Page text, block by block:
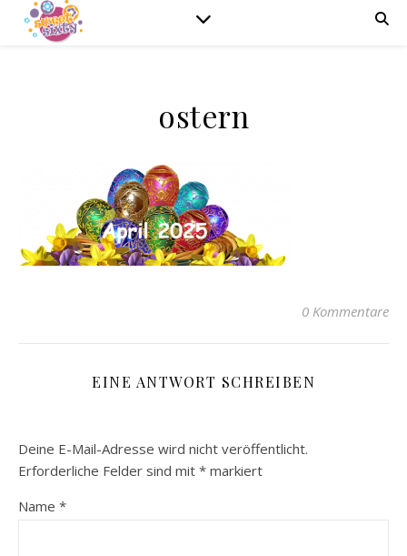
ostern
0 Kommentare
EINE ANTWORT SCHREIBEN
Deine E-Mail-Adresse wird nicht veröffentlicht.
Erforderliche Felder sind mit * markiert
Name *